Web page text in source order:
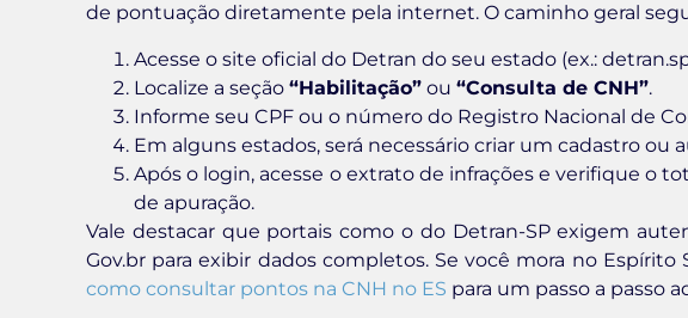
de pontuação diretamente pela internet. O caminho geral
Acesse o site oficial do Detran do seu estado (ex.:
Localize a seção “Habilitação” ou “Consulta de CNH”.
Informe seu CPF ou o número do Registro Nacional de
Em alguns estados, será necessário criar um cadastro ou
Após o login, acesse o extrato de infrações e verifique o
de apuração.
Vale destacar que portais como o do Detran-SP exigem
Gov.br para exibir dados completos. Se você mora no
como consultar pontos na CNH no ES para um passo a passo